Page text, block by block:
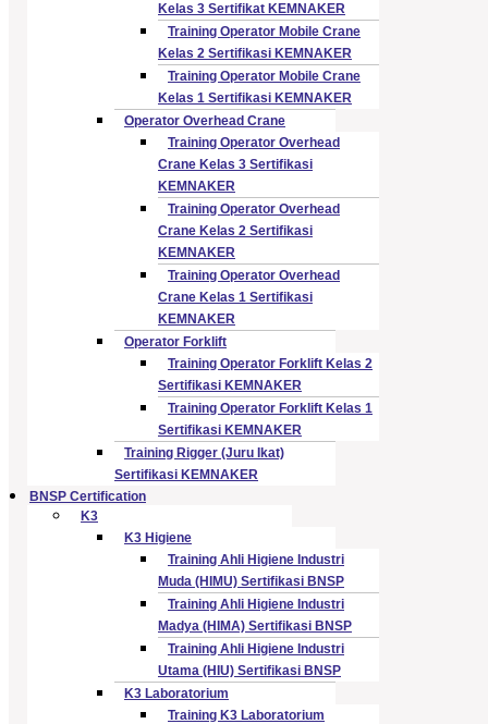
Kelas 3 Sertifikat KEMNAKER
Training Operator Mobile Crane
Kelas 2 Sertifikasi KEMNAKER
Training Operator Mobile Crane
Kelas 1 Sertifikasi KEMNAKER
Operator Overhead Crane
Training Operator Overhead
Crane Kelas 3 Sertifikasi
KEMNAKER
Training Operator Overhead
Crane Kelas 2 Sertifikasi
KEMNAKER
Training Operator Overhead
Crane Kelas 1 Sertifikasi
KEMNAKER
Operator Forklift
Training Operator Forklift Kelas 2
Sertifikasi KEMNAKER
Training Operator Forklift Kelas 1
Sertifikasi KEMNAKER
Training Rigger (Juru Ikat)
Sertifikasi KEMNAKER
BNSP Certification
K3
K3 Higiene
Training Ahli Higiene Industri
Muda (HIMU) Sertifikasi BNSP
Training Ahli Higiene Industri
Madya (HIMA) Sertifikasi BNSP
Training Ahli Higiene Industri
Utama (HIU) Sertifikasi BNSP
K3 Laboratorium
Training K3 Laboratorium